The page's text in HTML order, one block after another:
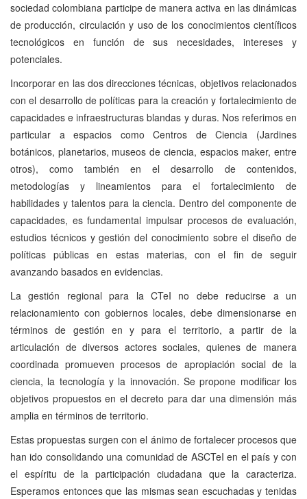
sociedad colombiana participe de manera activa en las dinámicas
de producción, circulación y uso de los conocimientos científicos
tecnológicos en función de sus necesidades, intereses y
potenciales.
Incorporar en las dos direcciones técnicas, objetivos relacionados
con el desarrollo de políticas para la creación y fortalecimiento de
capacidades e infraestructuras blandas y duras. Nos referimos en
particular a espacios como Centros de Ciencia (Jardines
botánicos, planetarios, museos de ciencia, espacios maker, entre
otros), como también en el desarrollo de contenidos,
metodologías y lineamientos para el fortalecimiento de
habilidades y talentos para la ciencia. Dentro del componente de
capacidades, es fundamental impulsar procesos de evaluación,
estudios técnicos y gestión del conocimiento sobre el diseño de
políticas públicas en estas materias, con el fin de seguir
avanzando basados en evidencias.
La gestión regional para la CTeI no debe reducirse a un
relacionamiento con gobiernos locales, debe dimensionarse en
términos de gestión en y para el territorio, a partir de la
articulación de diversos actores sociales, quienes de manera
coordinada promueven procesos de apropiación social de la
ciencia, la tecnología y la innovación. Se propone modificar los
objetivos propuestos en el decreto para dar una dimensión más
amplia en términos de territorio.
Estas propuestas surgen con el ánimo de fortalecer procesos que
han ido consolidando una comunidad de ASCTeI en el país y con
el espíritu de la participación ciudadana que la caracteriza.
Esperamos entonces que las mismas sean escuchadas y tenidas